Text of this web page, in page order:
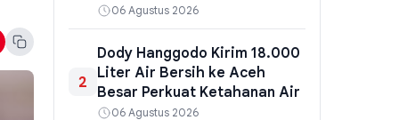
Keramaian
06 Agustus 2026
2
Dody Hanggodo Kirim 18.000
Liter Air Bersih ke Aceh
Besar Perkuat Ketahanan Air
06 Agustus 2026